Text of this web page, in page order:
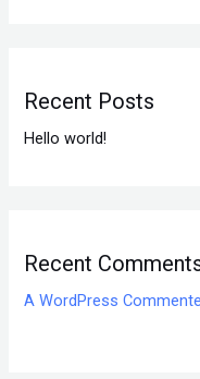
Recent Posts
Hello world!
Recent
A WordPress